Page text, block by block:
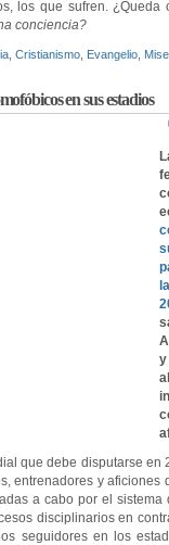
los que sufren. ¿Queda
conciencia?
Cristianismo Evangelio
en sus estadios
que debe disputarse en
entrenadores y aficiones
a cabo por el sistema
disciplinarios en
seguidores en los